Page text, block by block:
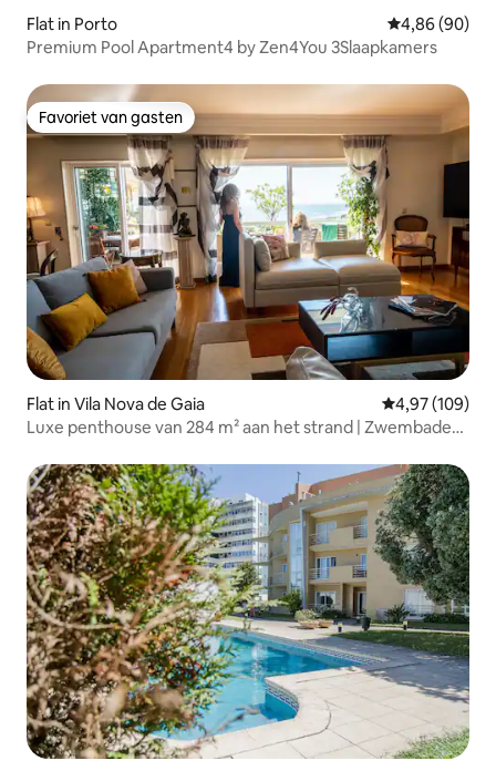
Flat in Porto Gemiddelde
4,86 (90)
Premium Pool Apartment4 by Zen4You 3Slaapkamers
Favoriet van gasten
Favoriet van gasten
Flat in Vila Nova de Gaia Gemiddelde
4,97 (109)
Luxe penthouse van 284 m² aan het strand | Zwembaden